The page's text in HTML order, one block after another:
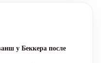
оказали
у Беккера после